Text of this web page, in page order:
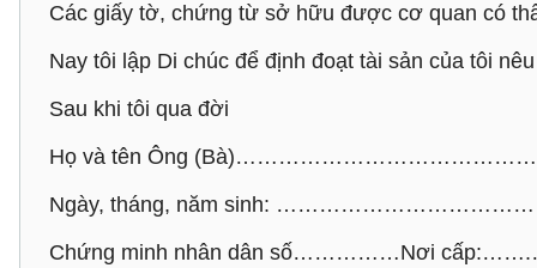
Các giấy tờ, chứng từ sở hữu được cơ quan có
Nay tôi lập Di chúc để định đoạt tài sản của tôi
Sau khi tôi qua đời
Họ và tên Ông
Ngày, tháng, năm sinh:
Chứng minh nhân dân số……………Nơi